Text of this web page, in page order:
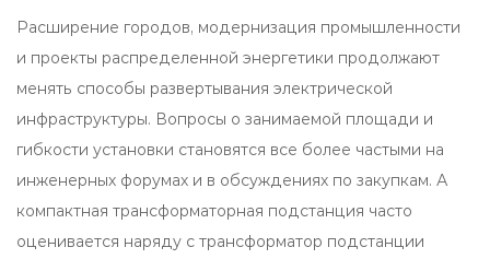
Расширение городов, модернизация промышленности
и проекты распределенной энергетики продолжают
менять способы развертывания электрической
инфраструктуры. Вопросы о занимаемой площади и
гибкости установки становятся все более частыми на
инженерных форумах и в обсуждениях по закупкам. А
компактная трансформаторная подстанция часто
оценивается наряду с трансформатор подстанции